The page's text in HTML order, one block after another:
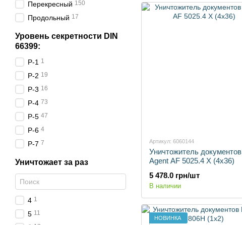
Артикул: 6060144
Уничтожитель документов
Agent AF 5025.4 X (4x36)
5 478.0 грн/шт
В наличии
НОВИНКА
Перекресный 150
Продольный 17
Уровень секретности DIN
66399:
Р-1 1
P-2 19
P-3 16
P-4 73
P-5 47
P-6 4
P-7 7
Уничтожает за раз
4 1
5 11